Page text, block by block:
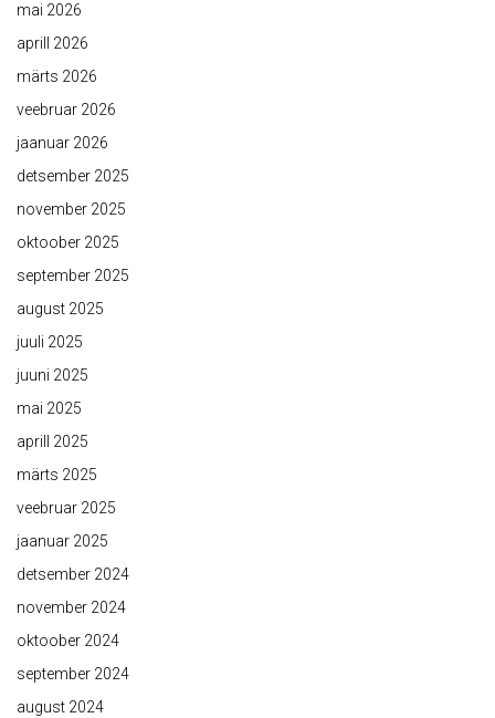
mai 2026
aprill 2026
märts 2026
veebruar 2026
jaanuar 2026
detsember 2025
november 2025
oktoober 2025
september 2025
august 2025
juuli 2025
juuni 2025
mai 2025
aprill 2025
märts 2025
veebruar 2025
jaanuar 2025
detsember 2024
november 2024
oktoober 2024
september 2024
august 2024